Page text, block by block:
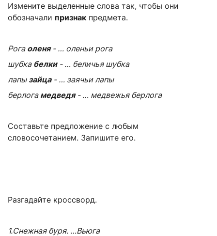
Измените выделенные слова так, чтобы они
обозначали признак предмета.
Рога оленя- … оленьи рога
шубка белки- … беличья шубка
лапы зайца- … заячьи лапы
берлога медведя- … медвежья берлога
Составьте предложение с любым
словосочетанием. Запишите его.
Разгадайте кроссворд.
1.Снежная буря. …Вьюга